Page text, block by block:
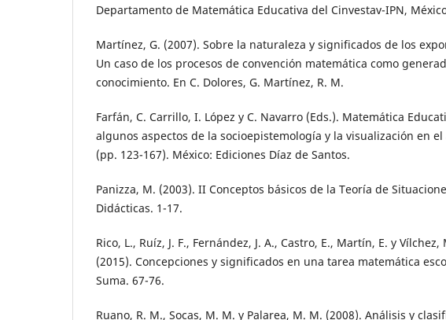
Departamento de Matemática Educativa del Cinvestav-IPN,
Martínez, G. (2007). Sobre la naturaleza y significados de los
Un caso de los procesos de convención matemática como
conocimiento. En C. Dolores, G. Martínez, R. M.
Farfán, C. Carrillo, I. López y C. Navarro (Eds.). Matemática
algunos aspectos de la socioepistemología y la visualización en el
(pp. 123-167). México: Ediciones Díaz de Santos.
Panizza, M. (2003). II Conceptos básicos de la Teoría de
Didácticas. 1-17.
Rico, L., Ruíz, J. F., Fernández, J. A., Castro, E., Martín, E. y Vílchez,
(2015). Concepciones y significados en una tarea matemática
Suma. 67-76.
Ruano, R. M., Socas, M. M. y Palarea, M. M. (2008). Análisis y